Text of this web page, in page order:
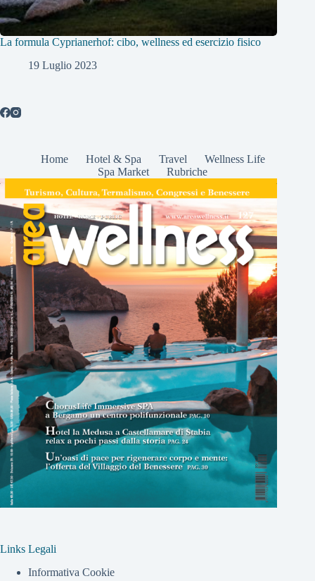
La formula Cyprianerhof: cibo, wellness ed esercizio fisico
19 Luglio 2023
Home Hotel & Spa Travel
Wellness Life
Spa Market
Rubriche
Links Legali
Informativa Cookie